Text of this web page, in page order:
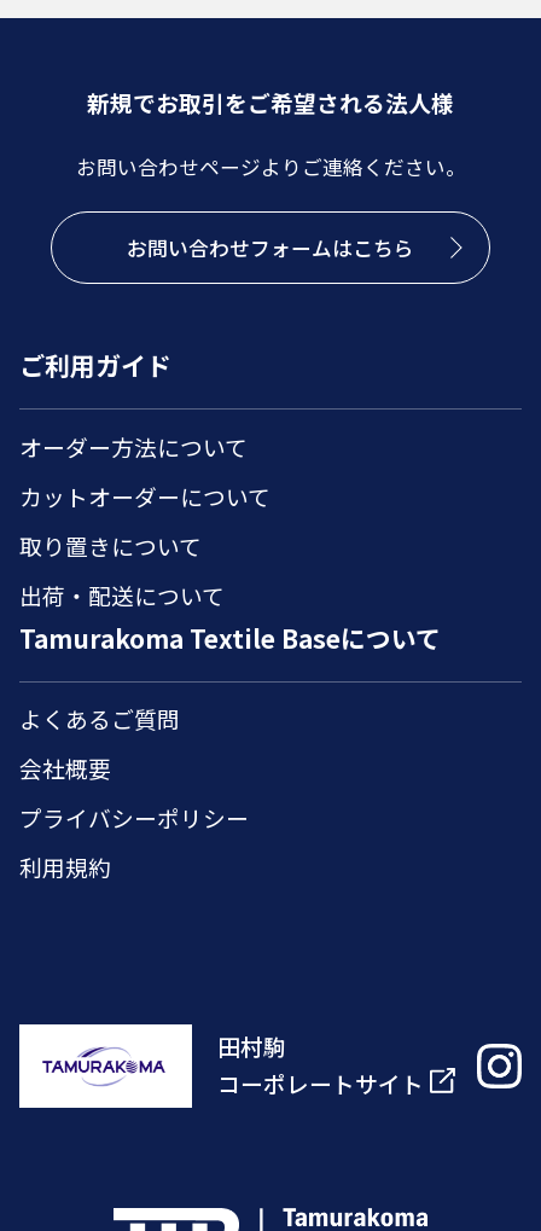
新規でお取引をご希望される法人様
お問い合わせページよりご連絡ください。
お問い合わせフォームはこちら
ご利用ガイド
オーダー方法について
カットオーダーについて
取り置きについて
出荷・配送について
Tamurakoma Textile Baseについて
よくあるご質問
会社概要
プライバシーポリシー
利用規約
田村駒
コーポレートサイト